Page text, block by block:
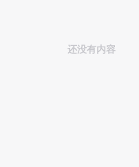
还没有内容